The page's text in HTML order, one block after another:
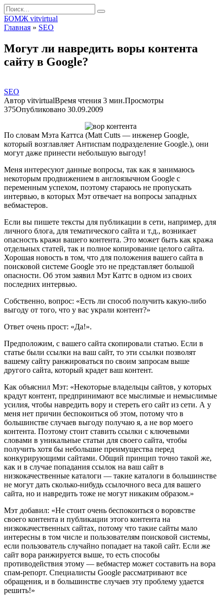
Перейти
к
контенту
Search
for:
БОМЖ vitvirtual
Главная » SEO
Могут ли навредить воры контента
сайту в Google?
SEO
Автор vitvirtualВремя чтения 3 мин.Просмотры
375Опубликовано 30.09.2009
По словам Мэта Каттса (Matt Cutts — инженер Google,
который возглавляет Антиспам подразделение Google.), они
могут даже принести небольшую выгоду!
Меня интересуют данные вопросы, так как я занимаюсь
некоторым продвижением в англоязычном Google с
переменным успехом, поэтому стараюсь не пропускать
интервью, в которых Мэт отвечает на вопросы западных
вебмастеров.
Если вы пишете тексты для публикации в сети, например, для
личного блога, для тематического сайта и т.д., возникает
опасность кражи вашего контента. Это может быть как кража
отдельных статей, так и полное копирование целого сайта.
Хорошая новость в том, что для положения вашего сайта в
поисковой системе Google это не представляет большой
опасности. Об этом заявил Мэт Каттс в одном из своих
последних интервью.
Собственно, вопрос: «Есть ли способ получить какую-либо
выгоду от того, что у вас украли контент?»
Ответ очень прост: «Да!».
Предположим, с вашего сайта скопировали статью. Если в
статье были ссылки на ваш сайт, то эти ссылки позволят
вашему сайту ранжироваться по своим запросам выше
другого сайта, который крадет ваш контент.
Как объяснил Мэт: «Некоторые владельцы сайтов, у которых
крадут контент, предпринимают все мыслимые и немыслимые
усилия, чтобы навредить вору и стереть его сайт из сети. А у
меня нет причин беспокоиться об этом, потому что в
большинстве случаев выгоду получаю я, а не вор моего
контента. Поэтому стоит ставить ссылки с ключевыми
словами в уникальные статьи для своего сайта, чтобы
получить хотя бы небольшие преимущества перед
конкурирующими сайтами. Общий принцип точно такой же,
как и в случае попадания ссылок на ваш сайт в
низкокачественные каталоги — такие каталоги в большинстве
не могут дать сколько-нибудь ссылочного веса для вашего
сайта, но и навредить тоже не могут никаким образом.»
Мэт добавил: «Не стоит очень беспокоиться о воровстве
своего контента и публикации этого контента на
низкокачественных сайтах, потому что такие сайты мало
интересны в том числе и пользователям поисковой системы,
если пользователь случайно попадает на такой сайт. Если же
сайт вора ранжируется выше, то есть способы
противодействия этому — вебмастер может составить на вора
спам-репорт. Специалисты Google рассматривают все
обращения, и в большинстве случаев эту проблему удается
решить!»